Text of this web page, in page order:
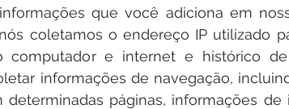
que você adiciona em
coletamos o endereço IP utilizado
e internet e histórico
informações de navegação,
páginas, informações de